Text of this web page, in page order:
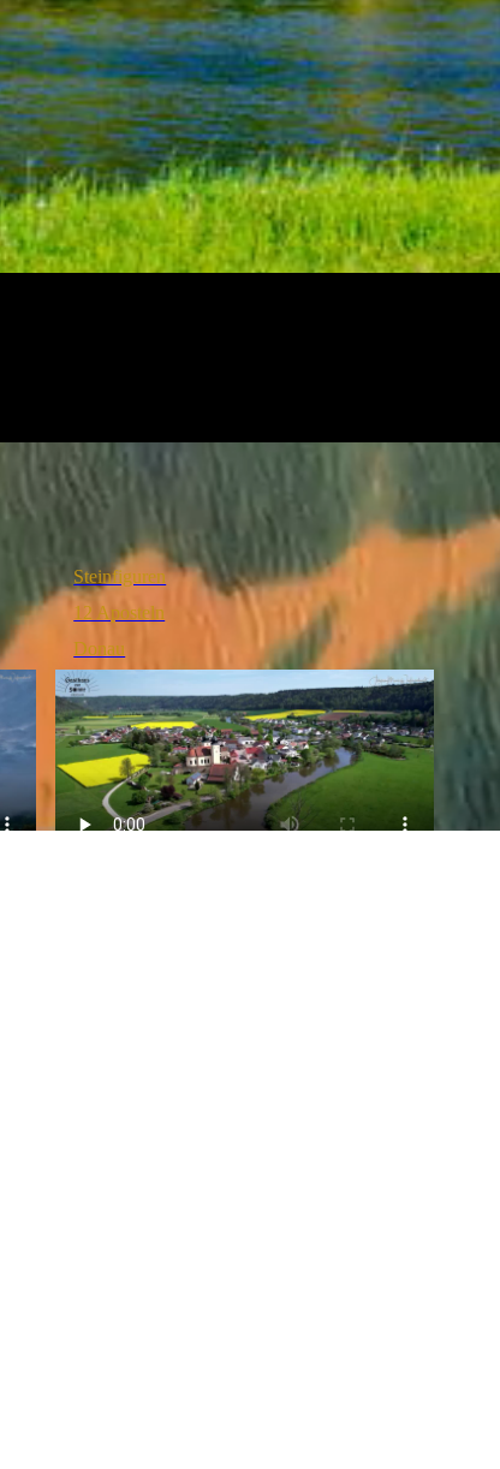
Steinfiguren
12 Aposteln
Donau